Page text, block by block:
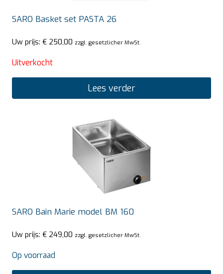
SARO Basket set PASTA 26
Uw prijs: € 250,00 zzgl. gesetzlicher MwSt.
Uitverkocht
Lees verder
SARO Bain Marie model BM 160
Uw prijs: € 249,00 zzgl. gesetzlicher MwSt.
Op voorraad